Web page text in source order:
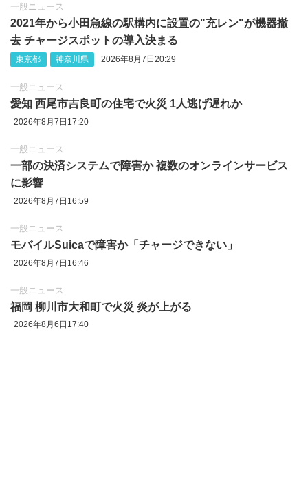
一般ニュース
2021年から小田急線の駅構内に設置の"充レン"が機器撤
去 チャージスポットの導入決まる
東京都 神奈川県 2026年8月7日20:29
一般ニュース
愛知 西尾市吉良町の住宅で火災 1人逃げ遅れか
2026年8月7日17:20
一般ニュース
一部の決済システムで障害か 複数のオンラインサービス
に影響
2026年8月7日16:59
一般ニュース
モバイルSuicaで障害か「チャージできない」
2026年8月7日16:46
一般ニュース
福岡 柳川市大和町で火災 炎が上がる
2026年8月6日17:40